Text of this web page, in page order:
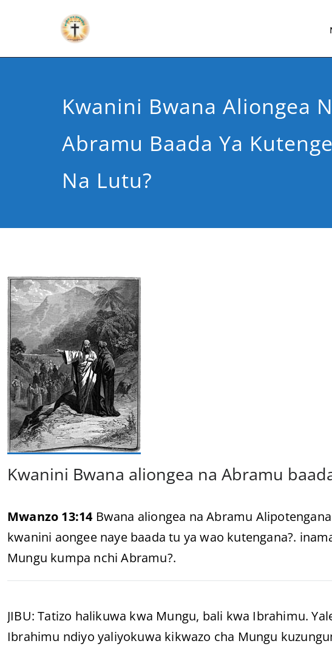
Kwanini Bwana Aliongea
Abramu Baada Ya
Na Lutu?
Kwanini Bwana aliongea na Abramu
Mwanzo 13:14Bwana aliongea na Abramu
kwanini aongee naye baada tu ya wao kutengana?.
Mungu kumpa nchi Abramu?.
JIBU: Tatizo halikuwa kwa Mungu, bali kwa Ibrahimu.
Ibrahimu ndiyo yaliyokuwa kikwazo cha Mungu